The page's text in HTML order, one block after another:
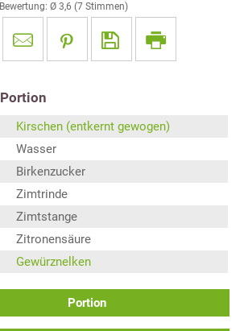
Bewertung: Ø 3,6 (7 Stimmen)
Portion
Kirschen (entkernt gewogen)
Wasser
Birkenzucker
Zimtrinde
Zimtstange
Zitronensäure
Gewürznelken
Portion